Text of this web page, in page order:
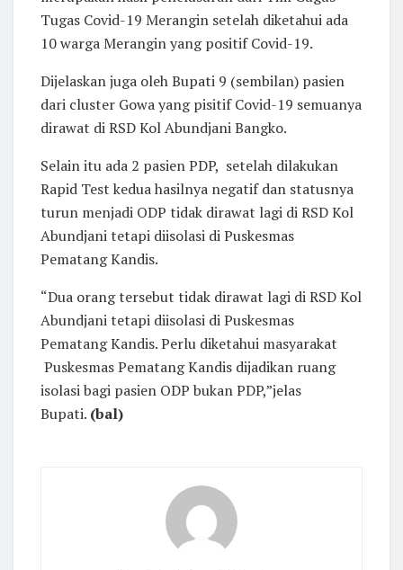
Tugas Covid-19 Merangin setelah diketahui ada
10 warga Merangin yang positif Covid-19.
Dijelaskan juga oleh Bupati 9 (sembilan) pasien
dari cluster Gowa yang pisitif Covid-19 semuanya
dirawat di RSD Kol Abundjani Bangko.
Selain itu ada 2 pasien PDP, setelah dilakukan
Rapid Test kedua hasilnya negatif dan statusnya
turun menjadi ODP tidak dirawat lagi di RSD Kol
Abundjani tetapi diisolasi di Puskesmas
Pematang Kandis.
“Dua orang tersebut tidak dirawat lagi di RSD Kol
Abundjani tetapi diisolasi di Puskesmas
Pematang Kandis. Perlu diketahui masyarakat
Puskesmas Pematang Kandis dijadikan ruang
isolasi bagi pasien ODP bukan PDP,”jelas
Bupati. (bal)